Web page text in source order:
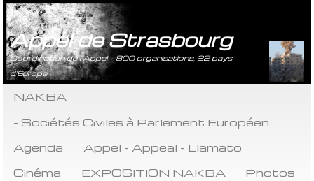
Appel de Strasbourg
Coordination de l’Appel - 800 organisations, 22 pays
d’Europe
NAKBA
- Sociétés Civiles à Parlement Européen
Agenda
Appel - Appeal - Llamato
Cinéma
EXPOSITION NAKBA
Photos